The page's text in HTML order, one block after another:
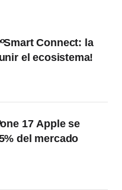
Smart Connect: la
el ecosistema!
17 Apple se
del mercado